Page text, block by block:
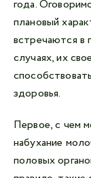
года.
плановый
встречаются в
случаях, их
здоровья.
Первое, с чем
набухание
половых